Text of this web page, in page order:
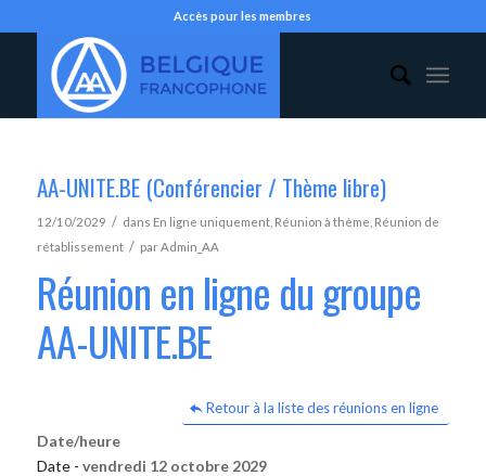
Accès pour les membres
AA-UNITE.BE (Conférencier / Thème libre)
12/10/2029 / dans En ligne uniquement, Réunion à thème Réunion de
rétablissement / parAdmin_AA
Réunion en ligne du groupe
AA-UNITE.BE
Retour à la liste des réunions en ligne
Date/heure
Date - vendredi 12 octobre 2029